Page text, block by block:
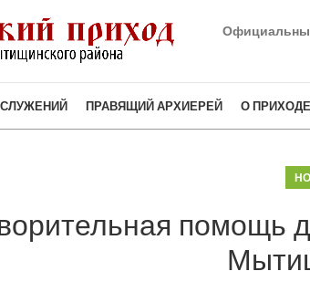
ПРАВЯЩИЙ АРХИЕРЕЙ О ПРИХОДЕ
помощь